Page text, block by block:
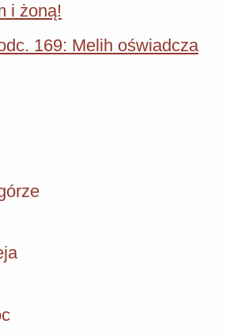
i żoną!
169: Melih oświadcza